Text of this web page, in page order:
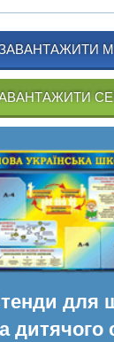
для
дитячого